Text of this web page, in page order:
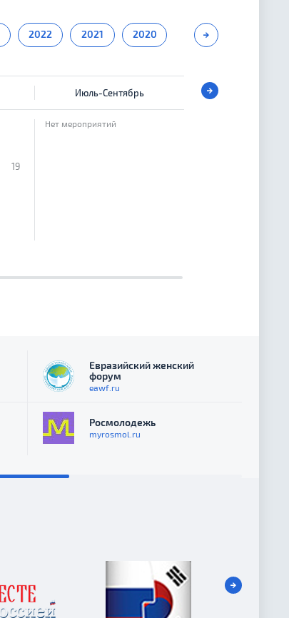
2022 2021 2020 2019
Июль-Сентябрь
19
Нет мероприятий
Евразийский женский
форум
eawf.ru
Росмолодежь
myrosmol.ru